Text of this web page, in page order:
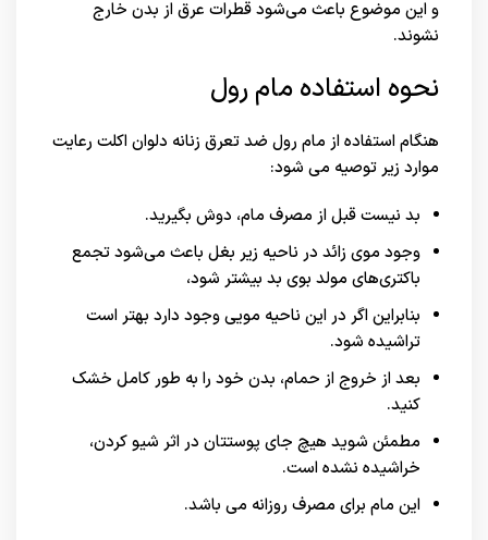
و این موضوع باعث می‌شود قطرات عرق از بدن خارج
نشوند.
نحوه استفاده مام رول
هنگام استفاده از مام رول ضد تعرق زنانه دلوان اکلت رعایت
موارد زیر توصیه می شود:
بد نیست قبل از مصرف مام، دوش بگیرید.
وجود موی زائد در ناحیه زیر بغل باعث می‌شود تجمع
باکتری‌های مولد بوی بد بیشتر شود،
بنابراین اگر در این ناحیه مویی وجود دارد بهتر است
تراشیده شود.
بعد از خروج از حمام، بدن خود را به طور کامل خشک
کنید.
مطمئن شوید هیچ جای پوستتان در اثر شیو کردن،
خراشیده نشده است.
این مام برای مصرف روزانه می باشد.